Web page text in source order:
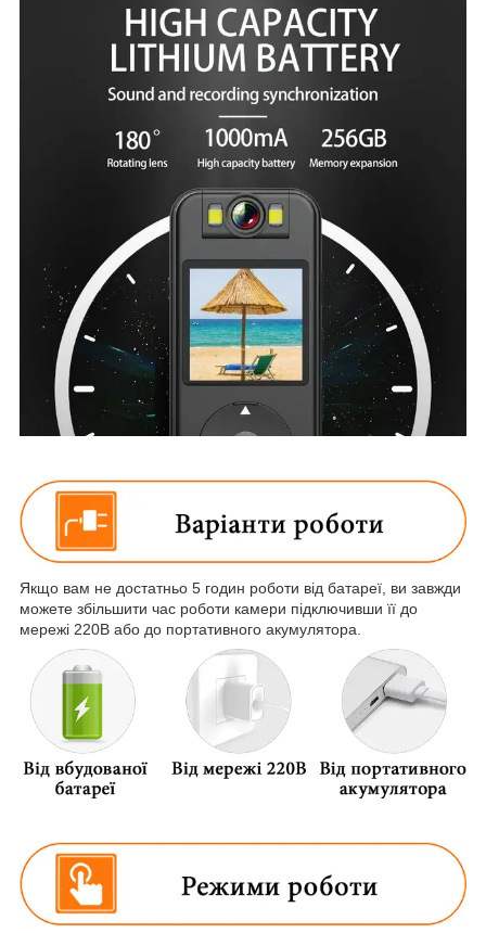
Якщо вам не достатньо 5 годин роботи від батареї, ви завжди
можете збільшити час роботи камери підключивши її до
мережі 220В або до портативного акумулятора.